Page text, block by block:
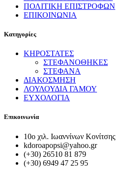
ΠΟΛΙΤΙΚΗ ΕΠΙΣΤΡΟΦΩΝ
ΕΠΙΚΟΙΝΩΝΙΑ
Κατηγορίες
ΚΗΡΟΣΤΑΤΕΣ
ΣΤΕΦΑΝΟΘΗΚΕΣ
ΣΤΕΦΑΝΑ
ΔΙΑΚΟΣΜΗΣΗ
ΛΟΥΛΟΥΔΙΑ ΓΑΜΟΥ
ΕΥΧΟΛΟΓΙΑ
Επικοινωνία
10ο χιλ. Ιωαννίνων Κονίτσης
kdoroapopsi@yahoo.gr
(+30) 26510 81 879
(+30) 6949 47 25 95